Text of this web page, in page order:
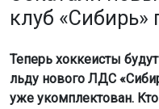
клуб «Сибирь»
Теперь хоккеисты
льду нового ЛДС
уже укомплектован.